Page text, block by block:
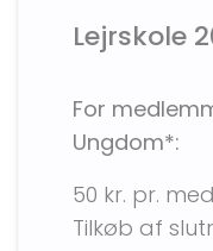
Lejrskole
For
Ungdom*:
50 kr. pr.
Tilkøb af